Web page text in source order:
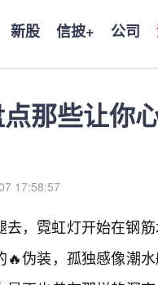
新股 信披+ 公司
那些让你
17:58:57
，霓虹灯开始在钢
伪装，孤独感像潮水